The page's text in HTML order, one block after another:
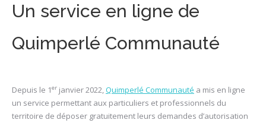
Un service en ligne de
Quimperlé Communauté
Depuis le 1er janvier 2022,Quimperlé Communauté a mis en ligne
un service permettant aux particuliers et professionnels du
territoire de déposer gratuitement leurs demandes d’autorisation